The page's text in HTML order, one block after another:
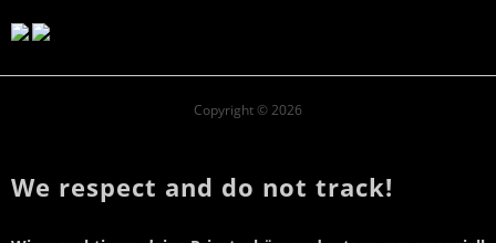
Copyright © 2026
We respect and do not track!